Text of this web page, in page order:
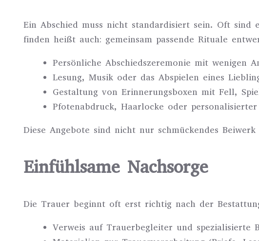
Ein Abschied muss nicht standardisiert sein. Oft
finden heißt auch: gemeinsam passende Rituale
Persönliche Abschiedszeremonie mit wenigen
Lesung, Musik oder das Abspielen eines
Gestaltung von Erinnerungsboxen mit Fell,
Pfotenabdruck, Haarlocke oder
Diese Angebote sind nicht nur schmückendes
Einfühlsame Nachsorge
Die Trauer beginnt oft erst richtig nach der
Verweis auf Trauerbegleiter und spezialisierte